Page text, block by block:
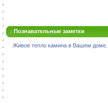
Познавательные заметки
Живое тепло камина в Вашем доме...